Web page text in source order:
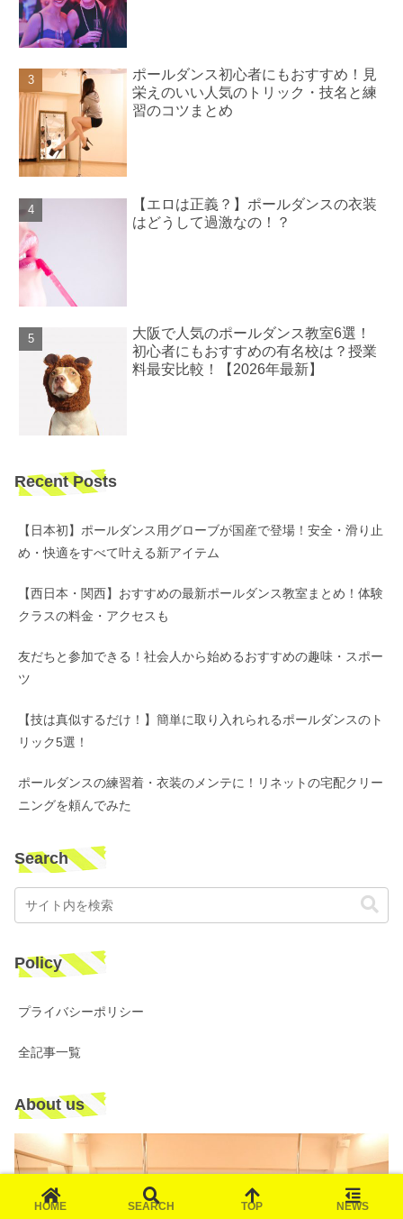
ポールダンス初心者にもおすすめ！見
栄えのいい人気のトリック・技名と練
習のコツまとめ
【エロは正義？】ポールダンスの衣装
はどうして過激なの！？
大阪で人気のポールダンス教室6選！
初心者にもおすすめの有名校は？授業
料最安比較！【2026年最新】
Recent Posts
【日本初】ポールダンス用グローブが国産で登場！安全・滑り止
め・快適をすべて叶える新アイテム
【西日本・関西】おすすめの最新ポールダンス教室まとめ！体験
クラスの料金・アクセスも
友だちと参加できる！社会人から始めるおすすめの趣味・スポー
ツ
【技は真似するだけ！】簡単に取り入れられるポールダンスのト
リック5選！
ポールダンスの練習着・衣装のメンテに！リネットの宅配クリー
ニングを頼んでみた
Search
Policy
プライバシーポリシー
全記事一覧
About us